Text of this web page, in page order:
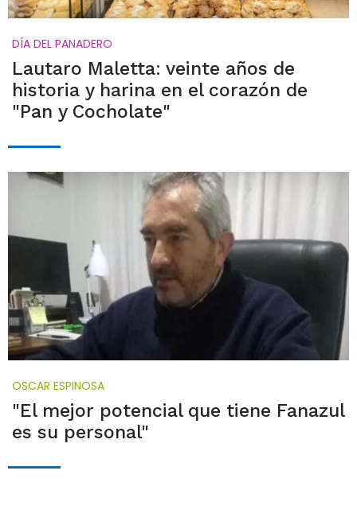
DÍA DEL PANADERO
Lautaro Maletta: veinte años de
historia y harina en el corazón de
"Pan y Cocholate"
OSCAR ESPINOSA
"El mejor potencial que tiene Fanazul
es su personal"